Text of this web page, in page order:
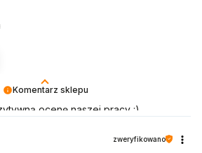
Komentarz sklepu
ocenę naszej pracy :)
wraz ze zdjęciem jak sięzweryfikowano